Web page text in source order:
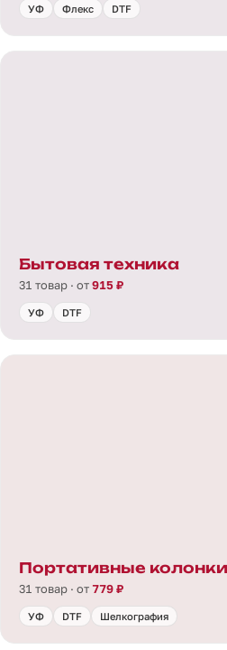
УФ Флекс DTF
Бытовая техника
31 товар · от915 ₽
УФ DTF
Портативные
31 товар · от 779 ₽
УФ DTF Шелкография